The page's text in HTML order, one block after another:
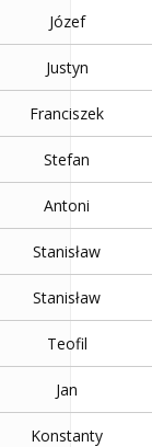
Józef
Justyn
Franciszek
Stefan
Antoni
Stanisław
Stanisław
Teofil
Jan
Konstanty